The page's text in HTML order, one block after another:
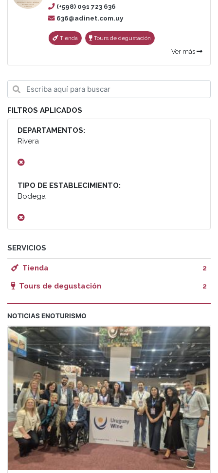
(+598) 091 723 636
636@adinet.com.uy
Tienda Tours de degustación
Ver más
FILTROS APLICADOS
DEPARTAMENTOS:
Rivera
TIPO DE ESTABLECIMIENTO:
Bodega
SERVICIOS
Tienda 2
Tours de degustación 2
NOTICIAS ENOTURISMO